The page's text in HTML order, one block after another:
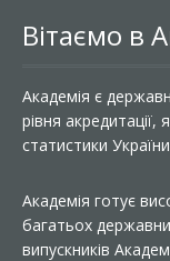
Вітаємо в
Академія є
рівня
статистики
Академія готує
багатьох
випускників